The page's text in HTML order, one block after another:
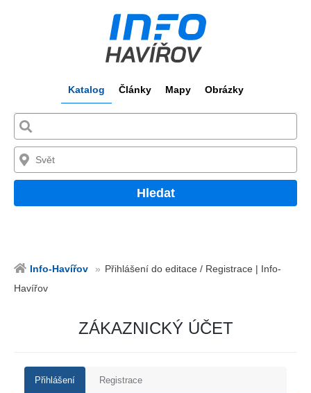
Katalog Články Mapy Obrázky
Hledat
Info-Havířov
Přihlášení do editace / Registrace | Info-
Havířov
ZÁKAZNICKÝ ÚČET
Přihlášení Registrace